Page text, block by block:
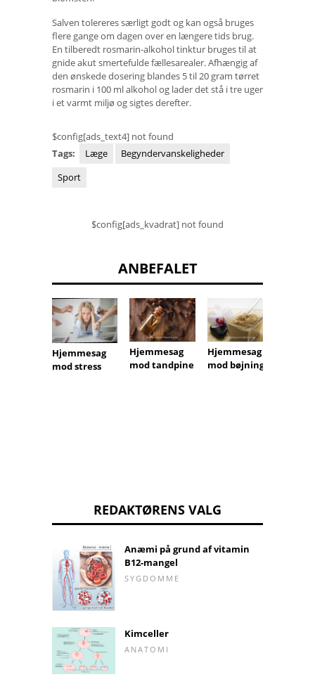
Salven tolereres særligt godt og kan også bruges
flere gange om dagen over en længere tids brug.
En tilberedt rosmarin-alkohol tinktur bruges til at
gnide akut smertefulde fællesarealer. Afhængig af
den ønskede dosering blandes 5 til 20 gram tørret
rosmarin i 100 ml alkohol og lader det stå i tre uger
i et varmt miljø og sigtes derefter.
$config[ads_text4] not found
Tags:
Læge
Begyndervanskeligheder
Sport
$config[ads_kvadrat] not found
ANBEFALET
Hjemmesag
mod stress
Hjemmesag
mod tandpine
Hjemmesag
mod bøjning
REDAKTØRENS VALG
Anæmi på grund af vitamin
B12-mangel
SYGDOMME
Kimceller
ANATOMI